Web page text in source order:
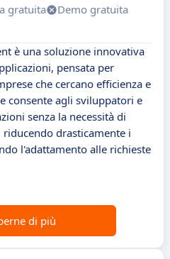
gratuita
Demo gratuita
è una soluzione innovativa
pensata per
che cercano efficienza e
consente agli sviluppatori e
senza la necessità di
drasticamente i
l'adattamento alle richieste
di più